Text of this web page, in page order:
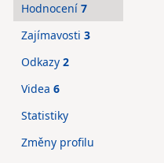
Hodnocení 7
Zajímavosti 3
Odkazy 2
Videa 6
Statistiky
Změny profilu